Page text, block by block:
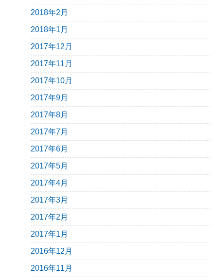
2018年2月
2018年1月
2017年12月
2017年11月
2017年10月
2017年9月
2017年8月
2017年7月
2017年6月
2017年5月
2017年4月
2017年3月
2017年2月
2017年1月
2016年12月
2016年11月